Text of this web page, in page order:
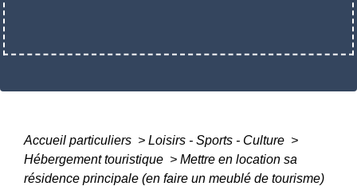
Accueil particuliers > Loisirs - Sports - Culture >
Hébergement touristique > Mettre en location sa
résidence principale (en faire un meublé de tourisme)